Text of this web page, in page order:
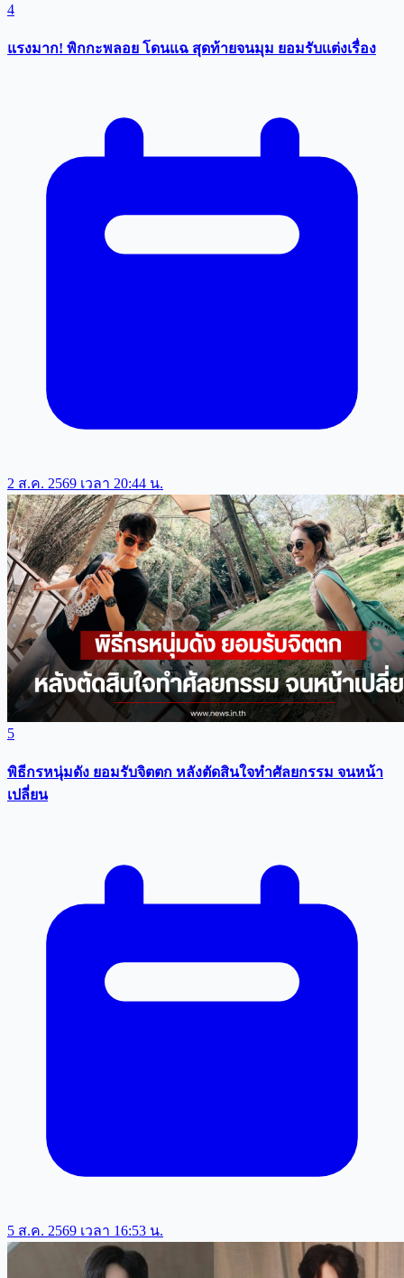
4
แรงมาก! พิกกะพลอย โดนแฉ สุดท้ายจนมุม ยอมรับเเต่งเรื่อง
2 ส.ค. 2569 เวลา 20:44 น.
5
พิธีกรหนุ่มดัง ยอมรับจิตตก หลังตัดสินใจทำศัลยกรรม จนหน้า
เปลี่ยน
5 ส.ค. 2569 เวลา 16:53 น.